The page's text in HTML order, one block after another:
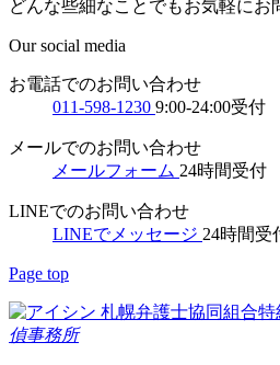
どんな些細なことでもお気軽にお
Our social media
お電話でのお問い合わせ
011-598-1230 9:00-24:00受付
メールでのお問い合わせ
メールフォーム 24時間受付
LINEでのお問い合わせ
LINEでメッセージ 24時間受
Page top
札幌弁護士協同組合特
偵事務所